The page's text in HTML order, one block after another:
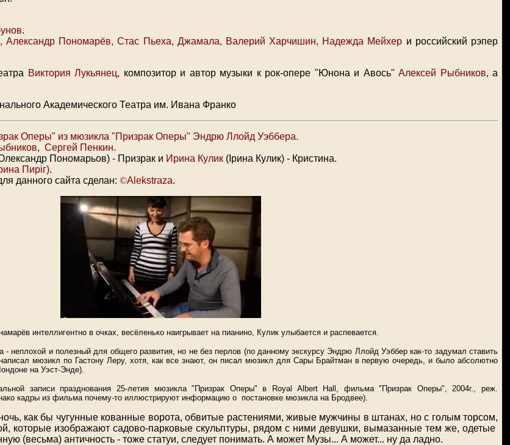
.
Александр Пономарёв, Стас Пьеха, Джамала, Валерий Харчишин, Надежда Мейхер и российский рэпер
Виктория Лукьянец, композитор и автор музыки к рок-опере "Юнона и Авось" Алексей Рыбников, а
Академического Театра им. Ивана Франко
Оперы" из мюзикла "Призрак Оперы" Эндрю Ллойд Уэббера.
Сергей Пенкин.
Пономарьов) - Призрак и Ирина Кулик (Ірина Кулик) - Кристина.
Пиріг).
данного сайта сделан: ©Alekstraza.
интеллигентно в очках, весёленько наигрывает на пианино, Кулик улыбается и распевается.
- неплохой и полезный для общего развития, но не без перлов (по данному экскурсу Эндрю Ллойд Уэббер как-то задумал ставить
мюзикл по Гастону Леру, хотя, как все знают, он писал мюзикл для Сары Брайтман в первую очередь, и было абсолютно
на Уэст-Энде).
записи празднования 25-летия мюзикла"Призрак Оперы" в Royal Albert Hall , фильма "Призрак Оперы", 2004г., реж.
кадры из фильма почему-то иллюстрируют информацию о постановке мюзикла на Бродвее).
как бы чугунные кованные ворота, обвитые растениями, живые мужчины в штанах, но с голым торсом,
которые изображают садово-парковые скульптуры, рядом с ними девушки, вымазанные тем же, одетые
(весьма) античность - тоже статуи, следует понимать. А может Музы... А может... ну да ладно.